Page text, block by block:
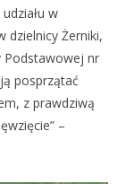
w
dzielnicy Żerniki,
Podstawowej nr
posprzątać
z prawdziwą
–